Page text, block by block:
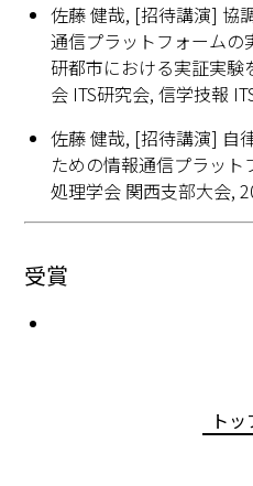
佐藤 健哉, [招待講演] 協
通信プラットフォームの
研都市における実証実験
会 ITS研究会, 信学技報
佐藤 健哉, [招待講演] 自
ための情報通信プラッ
処理学会 関西支部大会,
受賞
ト